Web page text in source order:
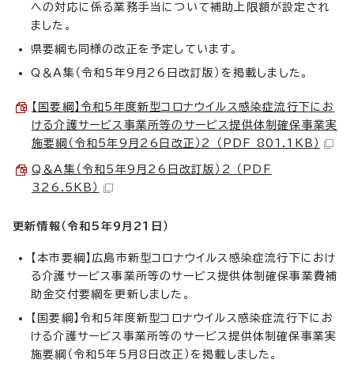
への対応に係る業務手当について補助上限額が設定され
ました。
県要綱も同様の改正を予定しています。
Q＆A集（令和5年9月26日改訂版）を掲載しました。
【国要綱】令和5年度新型コロナウイルス感染症流行下にお
ける介護サービス事業所等のサービス提供体制確保事業実
施要綱（令和5年9月26日改正）2 （PDF 801.1KB）
Q＆A集（令和5年9月26日改訂版）2 （PDF
326.5KB）
更新情報（令和5年9月21 日）
【本市要綱】広島市新型コロナウイルス感染症流行下におけ
る介護サービス事業所等のサービス提供体制確保事業費補
助金交付要綱を更新しました。
【国要綱】令和5年度新型コロナウイルス感染症流行下にお
ける介護サービス事業所等のサービス提供体制確保事業実
施要綱（令和5年5月8日改正）を掲載しました。